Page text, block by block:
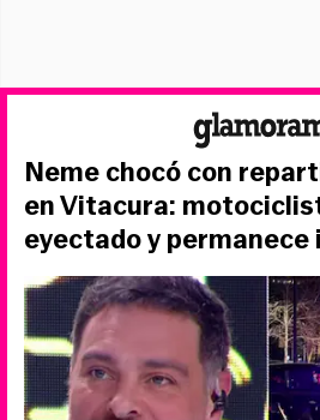
Neme chocó con
en Vitacura:
eyectado y